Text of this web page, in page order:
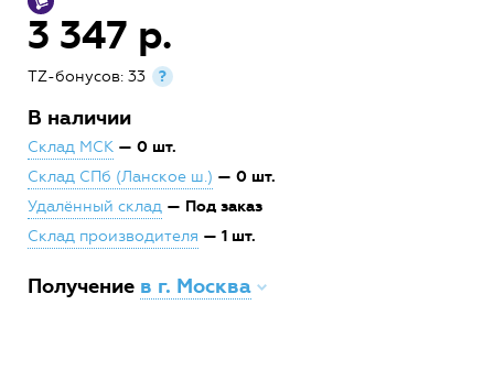
3 347 р.
TZ-бонусов: 33 ?
В наличии
Склад МСК — 0 шт.
Склад СПб (Ланское ш.) — 0 шт.
Удалённый склад — Под заказ
Склад производителя — 1 шт.
Получение в г. Москва